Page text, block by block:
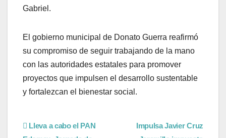
Gabriel.
El gobierno municipal de Donato Guerra reafirmó
su compromiso de seguir trabajando de la mano
con las autoridades estatales para promover
proyectos que impulsen el desarrollo sustentable
y fortalezcan el bienestar social.
Impulsa Javier Cruz
Lleva a cabo el PAN